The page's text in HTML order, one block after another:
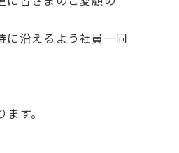
に沿えるよう社員一同
す。